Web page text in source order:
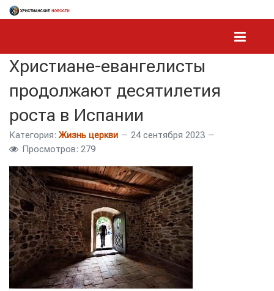
Христиане-евангелисты
продолжают десятилетия
роста в Испании
Категория: Жизнь церкви
24 сентября 2023
Просмотров: 279